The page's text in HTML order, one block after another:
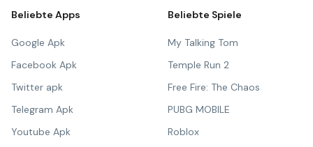
Beliebte Apps
Google Apk
Facebook Apk
Twitter apk
Telegram Apk
Youtube Apk
Beliebte Spiele
My Talking Tom
Temple Run 2
Free Fire: The Chaos
PUBG MOBILE
Roblox